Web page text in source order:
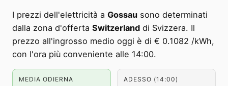
I prezzi dell'elettricità a Gossau sono determinati
dalla zona d'offerta Switzerland di Svizzera. Il
prezzo all'ingrosso medio oggi è di € 0.1082 /kWh,
con l'ora più conveniente alle 14:00.
MEDIA ODIERNA ADESSO (14:00)